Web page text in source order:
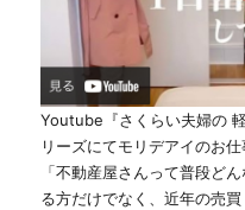
Youtube『さくらい夫婦の
リーズにてモリデアイのお
「不動産屋さんって普段ど
る方だけでなく、近年の売